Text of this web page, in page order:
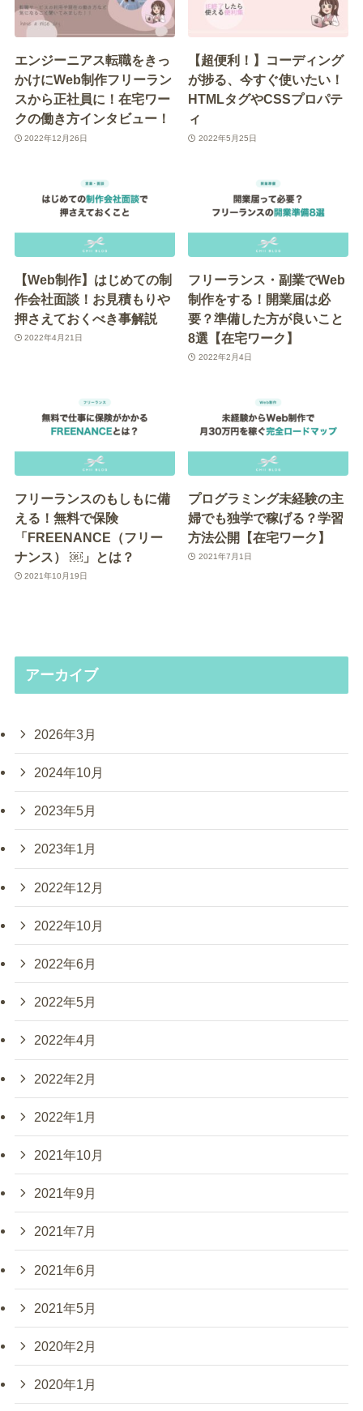
エンジーニアス転職をきっ
かけにWeb制作フリーラン
スから正社員に！在宅ワー
クの働き方インタビュー！
2022年12月26日
【超便利！】コーディング
が捗る、今すぐ使いたい！
HTMLタグやCSSプロパテ
ィ
2022年5月25日
【Web制作】はじめての制
作会社面談！お見積もりや
押さえておくべき事解説
2022年4月21日
フリーランス・副業でWeb
制作をする！開業届は必
要？準備した方が良いこと
8選【在宅ワーク】
2022年2月4日
フリーランスのもしもに備
える！無料で保険
「FREENANCE（フリー
ナンス） ￼」とは？
2021年10月19日
プログラミング未経験の主
婦でも独学で稼げる？学習
方法公開【在宅ワーク】
2021年7月1日
アーカイブ
2026年3月
2024年10月
2023年5月
2023年1月
2022年12月
2022年10月
2022年6月
2022年5月
2022年4月
2022年2月
2022年1月
2021年10月
2021年9月
2021年7月
2021年6月
2021年5月
2020年2月
2020年1月